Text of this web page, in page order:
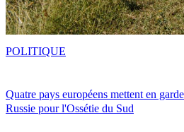
Quatre pays européens mettent en
Russie pour l'Ossétie du Sud
POLITIQUE